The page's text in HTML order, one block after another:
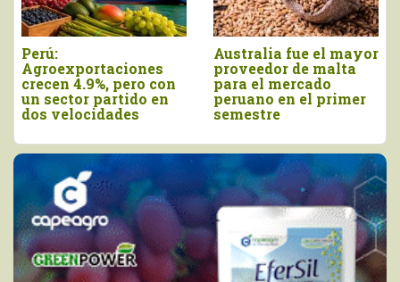
Agroexportaciones no
tradicionales de Perú
a Estados Unidos
cayeron en valor 17%
Declaran el segundo
viernes de agosto
como el Día Nacional
de la Chirimoya